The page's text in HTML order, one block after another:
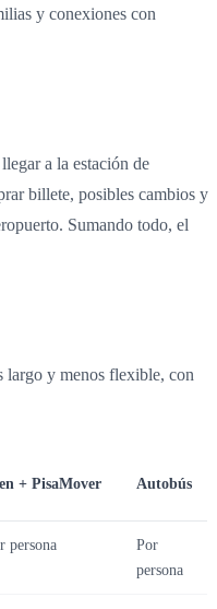
y conexiones con
a la estación de
billete, posibles cambios y
Sumando todo, el
largo y menos flexible, con
+ PisaMover Autobús
persona
Por
persona